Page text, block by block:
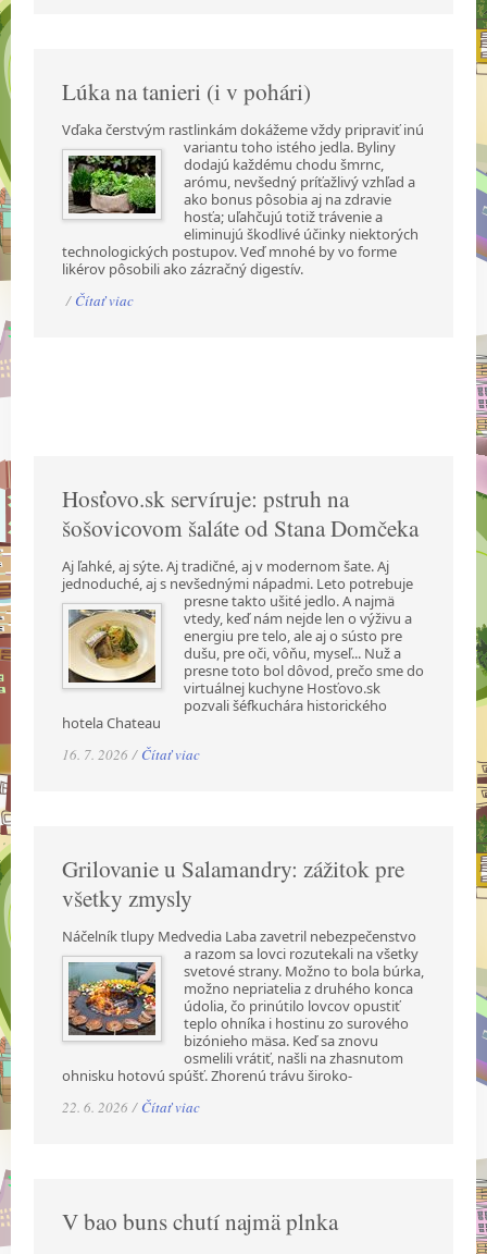
Lúka na tanieri (i v pohári)
Vďaka čerstvým rastlinkám dokážeme vždy pripraviť inú
variantu toho istého jedla. Byliny
dodajú každému chodu šmrnc,
arómu, nevšedný príťažlivý vzhľad a
ako bonus pôsobia aj na zdravie
hosťa; uľahčujú totiž trávenie a
eliminujú škodlivé účinky niektorých
technologických postupov. Veď mnohé by vo forme
likérov pôsobili ako zázračný digestív.
/ Čítať viac
Hosťovo.sk servíruje: pstruh na
šošovicovom šaláte od Stana Domčeka
Aj ľahké, aj sýte. Aj tradičné, aj v modernom šate. Aj
jednoduché, aj s nevšednými nápadmi. Leto potrebuje
presne takto ušité jedlo. A najmä
vtedy, keď nám nejde len o výživu a
energiu pre telo, ale aj o sústo pre
dušu, pre oči, vôňu, myseľ... Nuž a
presne toto bol dôvod, prečo sme do
virtuálnej kuchyne Hosťovo.sk
pozvali šéfkuchára historického
hotela Chateau
16. 7. 2026 / Čítať viac
Grilovanie u Salamandry: zážitok pre
všetky zmysly
Náčelník tlupy Medvedia Laba zavetril nebezpečenstvo
a razom sa lovci rozutekali na všetky
svetové strany. Možno to bola búrka,
možno nepriatelia z druhého konca
údolia, čo prinútilo lovcov opustiť
teplo ohníka i hostinu zo surového
bizónieho mäsa. Keď sa znovu
osmelili vrátiť, našli na zhasnutom
ohnisku hotovú spúšť. Zhorenú trávu široko-
22. 6. 2026 / Čítať viac
V bao buns chutí najmä plnka